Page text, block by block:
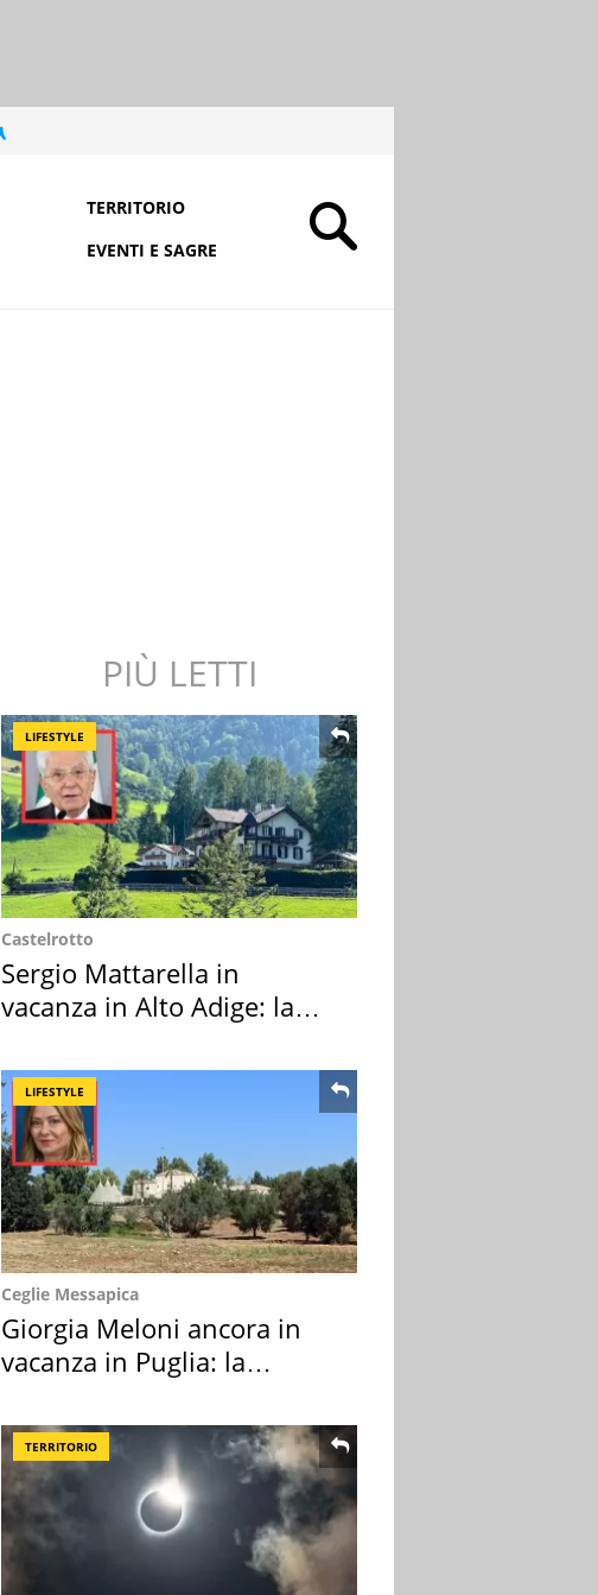
TERRITORIO
EVENTI E SAGRE
PIÙ LETTI
LIFESTYLE
Castelrotto
Sergio Mattarella in
vacanza in Alto Adige: la
LIFESTYLE
Ceglie Messapica
Giorgia Meloni ancora in
vacanza in Puglia: la
TERRITORIO